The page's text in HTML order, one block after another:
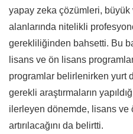
yapay zeka çözümleri,
alanlarında nitelikli
gerekliliğinden bahsetti. Bu
lisans ve ön lisans
programlar belirlenirken yurt
gerekli araştırmaların
ilerleyen dönemde, lisans ve
artırılacağını da belirtti.